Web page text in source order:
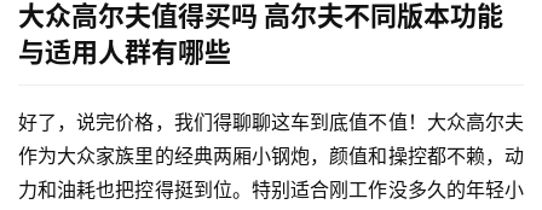
大众高尔夫值得买吗 高尔夫不同版本功能
与适用人群有哪些
好了，说完价格，我们得聊聊这车到底值不值！大众高尔夫
作为大众家族里的经典两厢小钢炮，颜值和操控都不赖，动
力和油耗也把控得挺到位。特别适合刚工作没多久的年轻小